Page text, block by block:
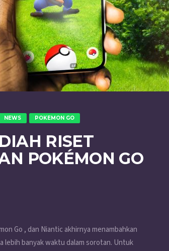
NEWS POKEMON GO
RISET
POKÉMON GO
Go , dan Niantic akhirnya menambahkan
lebih banyak waktu dalam sorotan. Untuk